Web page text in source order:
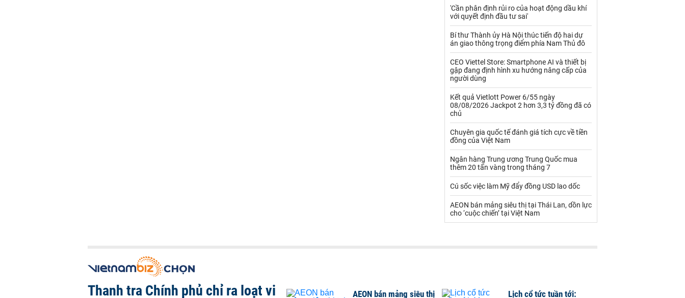
Nhựa - Hạt nhựa
Palladium Phân bón
Rau - Củ -Quả Sắt thép
Sữa
Than Thức ăn chăn nuôi
Vàng
Xăng dầu
Xi măng - Clynker
'Cần phân định rủi ro của hoạt động dầu khí
với quyết định đầu tư sai'
Bí thư Thành ủy Hà Nội thúc tiến độ hai dự
án giao thông trọng điểm phía Nam Thủ đô
CEO Viettel Store: Smartphone AI và thiết bị
gập đang định hình xu hướng nâng cấp của
người dùng
Kết quả Vietlott Power 6/55 ngày
08/08/2026 Jackpot 2 hơn 3,3 tỷ đồng đã có
chủ
Chuyên gia quốc tế đánh giá tích cực về tiền
đồng của Việt Nam
Ngân hàng Trung ương Trung Quốc mua
thêm 20 tấn vàng trong tháng 7
Cú sốc việc làm Mỹ đẩy đồng USD lao dốc
AEON bán mảng siêu thị tại Thái Lan, dồn lực
cho ‘cuộc chiến’ tại Việt Nam
Thanh tra Chính phủ chỉ ra loạt vi
AEON bán mảng siêu thị
Lịch cổ tức tuần tới: